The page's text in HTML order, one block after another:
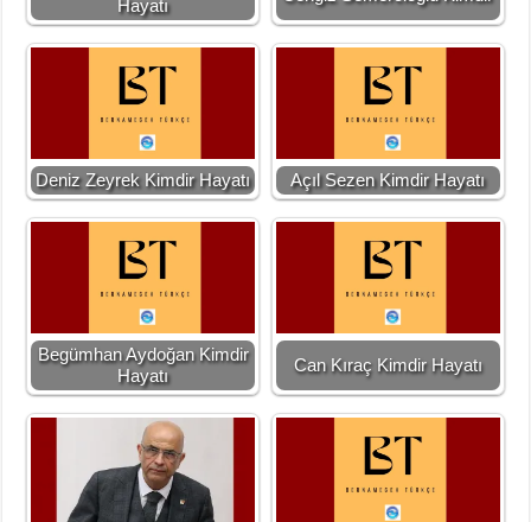
Hayatı
Deniz Zeyrek Kimdir Hayatı Açıl Sezen Kimdir Hayatı
Begümhan Aydoğan Kimdir
Hayatı
Can Kıraç Kimdir Hayatı